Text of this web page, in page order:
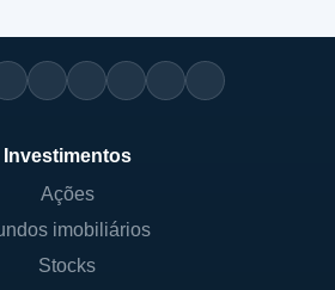
Investimentos
Ações
imobiliários
Stocks